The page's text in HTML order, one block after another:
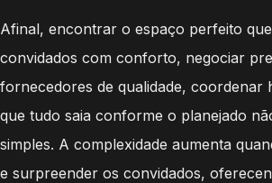
Afinal, encontrar o espaço perfeito
convidados com conforto, negociar
fornecedores de qualidade, coordenar
que tudo saia conforme o planejado
simples. A complexidade aumenta
e surpreender os convidados,